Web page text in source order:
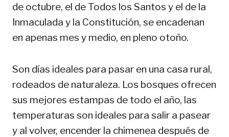
de octubre, el de Todos los Santos y el de la
Inmaculada y la Constitución, se encadenan
en apenas mes y medio, en pleno otoño.
Son días ideales para pasar en una casa rural,
rodeados de naturaleza. Los bosques ofrecen
sus mejores estampas de todo el año, las
temperaturas son ideales para salir a pasear
y al volver, encender la chimenea después de